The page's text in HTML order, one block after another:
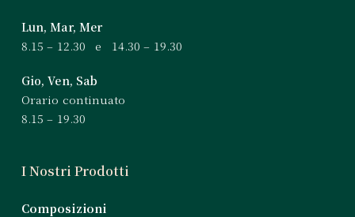
Lun, Mar, Mer
8.15 – 12.30 e 14.30 – 19.30
Gio, Ven, Sab
Orario continuato
8.15 – 19.30
I Nostri Prodotti
Composizioni